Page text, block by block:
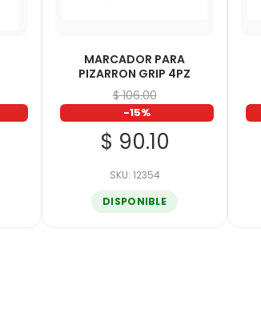
MARCADOR PARA
PIZARRON GRIP 4PZ
$ 106.00
-15%
$ 90.10
SKU: 12354
DISPONIBLE